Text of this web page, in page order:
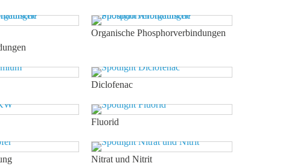
Organische Phosphorverbindungen
Diclofenac
Fluorid
Nitrat und Nitrit